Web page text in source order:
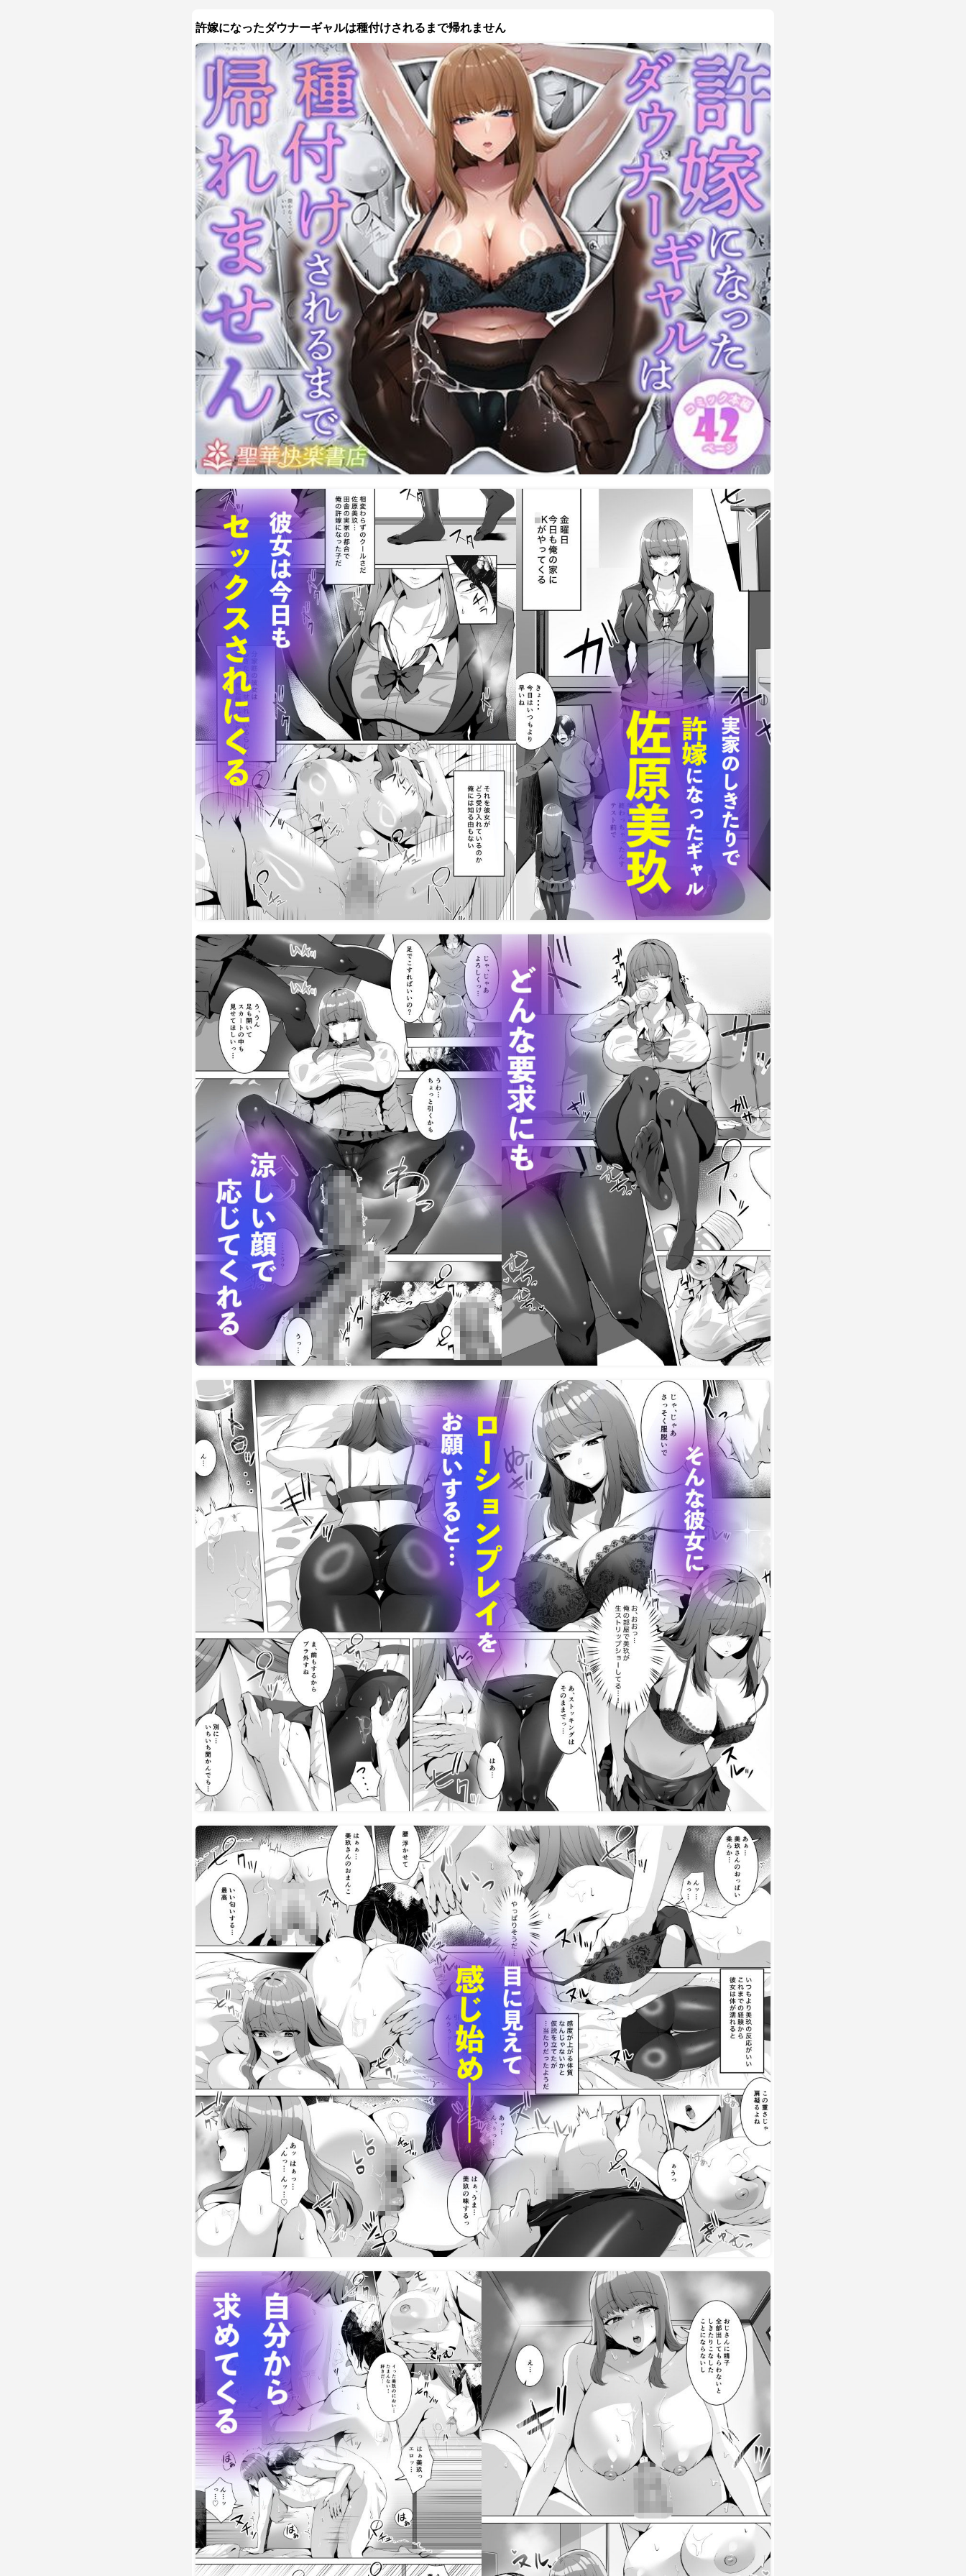
許嫁になったダウナーギャルは種付けされるまで帰れません